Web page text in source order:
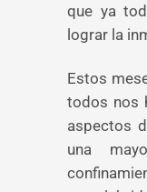
que ya
lograr la
Estos
todos nos
aspectos
una